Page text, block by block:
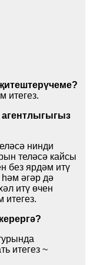
итегез.
агентлыгыгыз
нинди
теләсә кайсы
без ярдәм итү
әгәр дә
итү өчен
итегез.
итегез ~